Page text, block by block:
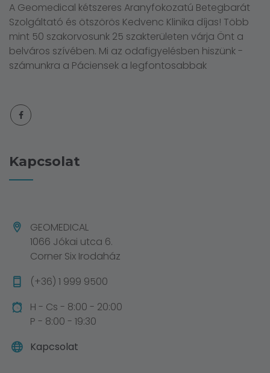
A Geomedical kétszeres Aranyfokozatú Betegbarát
Szolgáltató és ötszörös Kedvenc Klinika díjas! Több
mint 50 szakorvosunk 25 szakterületen várja Önt a
belváros szívében. Mi az odafigyelésben hiszünk -
számunkra a Páciensek a legfontosabbak
Kapcsolat
GEOMEDICAL
1066 Jókai utca 6.
Corner Six Irodaház
(+36) 1 999 9500
H - Cs - 8:00 - 20:00
P - 8:00 - 19:30
Kapcsolat